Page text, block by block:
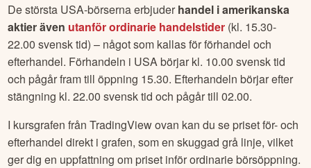
De största USA-börserna erbjuder handel i amerikanska
aktier även utanför ordinarie handelstider (kl. 15.30-
22.00 svensk tid) – något som kallas för förhandel och
efterhandel. Förhandeln i USA börjar kl. 10.00 svensk tid
och pågår fram till öppning 15.30. Efterhandeln börjar efter
stängning kl. 22.00 svensk tid och pågår till 02.00.
I kursgrafen från TradingView ovan kan du se priset för- och
efterhandel direkt i grafen, som en skuggad grå linje, vilket
ger dig en uppfattning om priset inför ordinarie börsöppning.